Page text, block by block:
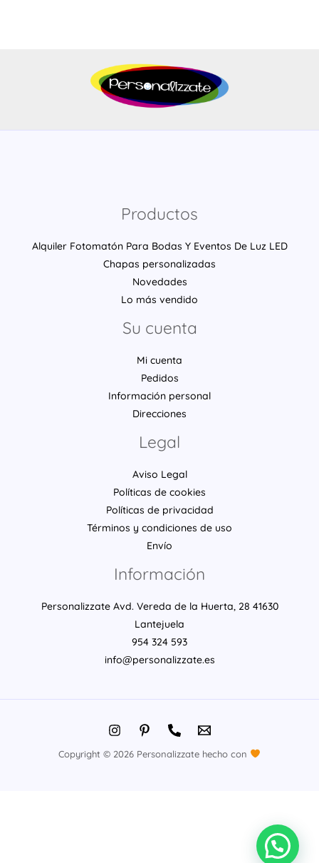
Productos
Alquiler Fotomatón Para Bodas Y Eventos De Luz LED
Chapas personalizadas
Novedades
Lo más vendido
Su cuenta
Mi cuenta
Pedidos
Información personal
Direcciones
Legal
Aviso Legal
Políticas de cookies
Políticas de privacidad
Términos y condiciones de uso
Envío
Información
Personalizzate Avd. Vereda de la Huerta, 28 41630
Lantejuela
954 324 593
info@personalizzate.es
Copyright © 2026 Personalizzate hecho con